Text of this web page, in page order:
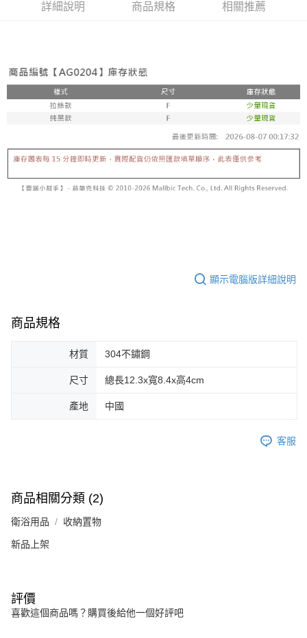
５．嚴禁一人註冊多個帳號或使用他人資訊註冊。若發現惡意使用之情形，
詳細說明 商品規格 相關推薦
顯示電腦版詳細說明
商品規格
材質 304不鏽鋼
尺寸 總長12.3x寬8.4x高4cm
產地 中國
客服
商品相關分類 (2)
衛浴用品 收納置物
新品上架
評價
喜歡這個商品嗎？購買後給他一個好評吧